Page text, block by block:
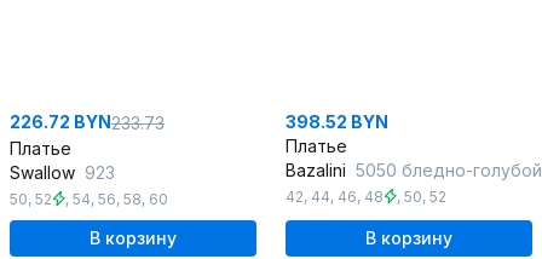
226.72 BYN233.73
Платье
Swallow 923
50, 52 , 54, 56, 58, 60
В корзину
398.52 BYN
Платье
Bazalini 5050 бледно-голубой
42, 44, 46, 48 , 50, 52
В корзину